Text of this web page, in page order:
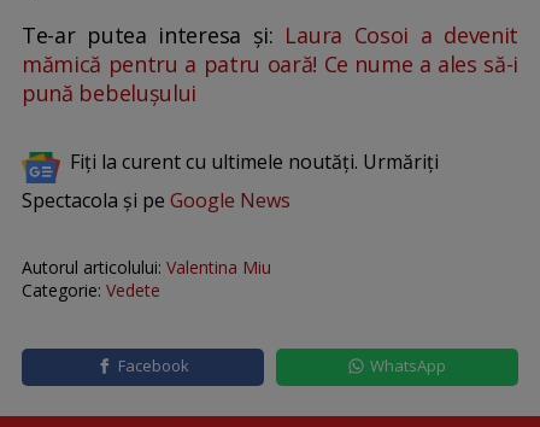
Te-ar putea interesa și: Laura Cosoi a devenit
mămică pentru a patru oară! Ce nume a ales să-i
pună bebelușului
Fiți la curent cu ultimele noutăți. Urmăriți
Spectacola și pe Google News
Autorul articolului: Valentina Miu
Categorie: Vedete
Facebook WhatsApp